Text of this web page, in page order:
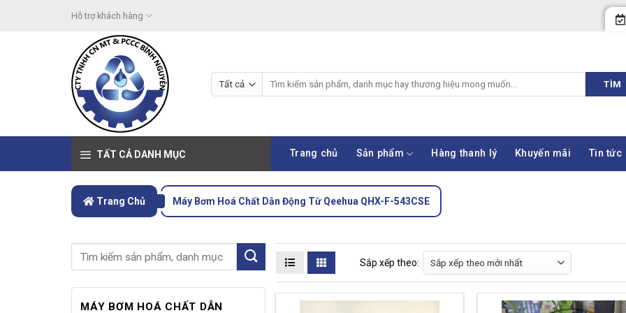
Hỗ trợ khách hàng
kiếm:
TÌM
TẤT CẢ DANH MỤC Trang chủ Sản phẩm Hàng thanh lý Khuyến mãi Tin tức
Trang Chủ Máy Bơm Hoá Chất Dẫn Động Từ Qeehua QHX-F-543CSE
MÁY BƠM HOÁ CHẤT DẪN
Sắp xếp theo: